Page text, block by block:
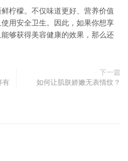
柠檬。不仅味道更好、营养价值
用安全卫生。因此，如果你想享
够获得美容健康的效果，那么还
有
下一篇
如何让肌肤娇嫩无表情纹？